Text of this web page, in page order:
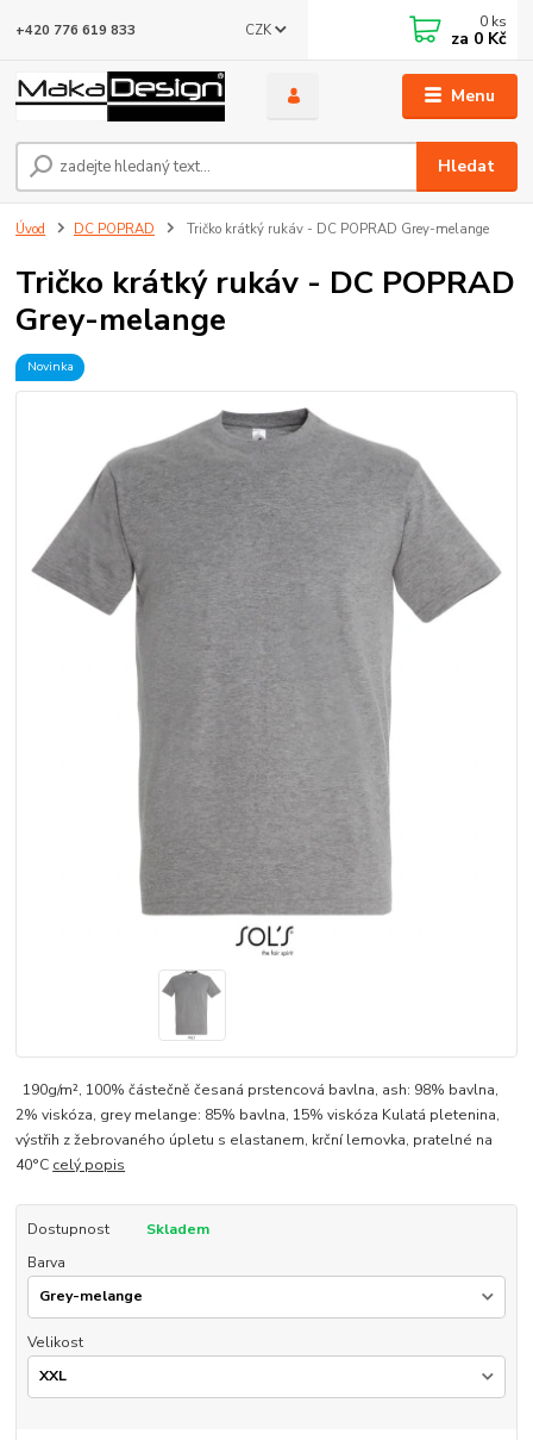
Menu
CZK
Hledat
+420 776 619 833 0 ks
za 0 Kč
Úvod DC POPRAD Tričko krátký rukáv - DC POPRAD Grey-melange
Tričko krátký rukáv - DC POPRAD
Grey-melange
Novinka
190g/m², 100% částečně česaná prstencová bavlna, ash: 98% bavlna,
2% viskóza, grey melange: 85% bavlna, 15% viskóza Kulatá pletenina,
výstřih z žebrovaného úpletu s elastanem, krční lemovka, pratelné na
40°C celý popis
Dostupnost
Skladem
Barva
Velikost